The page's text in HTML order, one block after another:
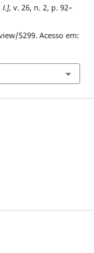
l.], v. 26, n. 2, p. 92–
5299. Acesso em: